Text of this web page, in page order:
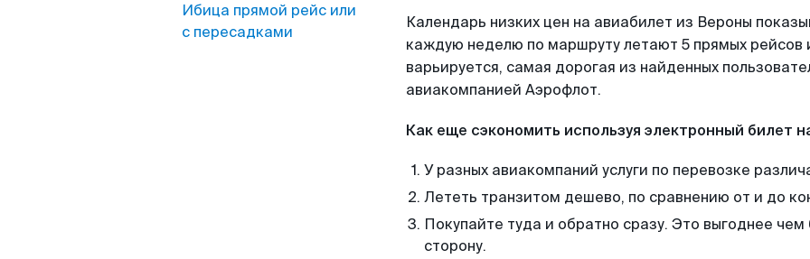
Ибица прямой рейс или
с пересадками
Календарь низких цен на авиабилет из Вероны
каждую неделю по маршруту летают 5 прямых рейсов
варьируется, самая дорогая из найденных
авиакомпанией Аэрофлот.
Как еще сэкономить используя электронный билет
У разных авиакомпаний услуги по перевозке
Лететь транзитом дешево, по сравнению от и до
Покупайте туда и обратно сразу. Это выгоднее
сторону.